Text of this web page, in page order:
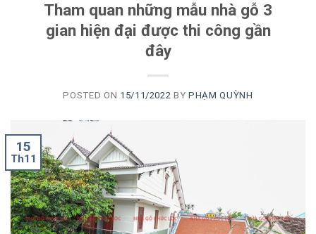
Tham quan những mẫu nhà gỗ 3
gian hiện đại được thi công gần
đây
POSTED ON 15/11/2022 BYPHẠM QUỲNH
15
Th11